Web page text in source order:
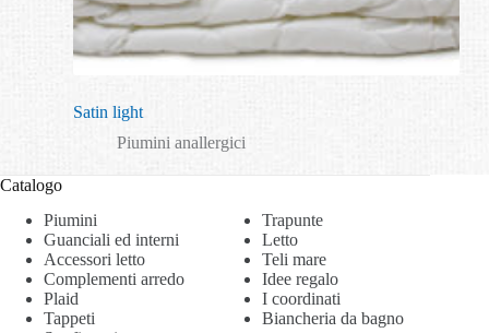
Satin light
Piumini anallergici
Catalogo
Piumini
Trapunte
Guanciali ed interni
Letto
Accessori letto
Teli mare
Complementi arredo
Idee regalo
Plaid
I coordinati
Tappeti
Biancheria da bagno